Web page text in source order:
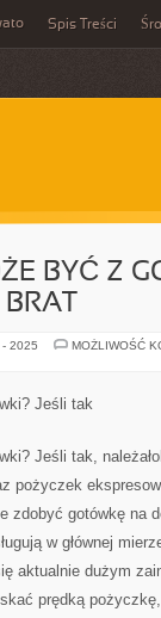
Spis Treści
BYĆ Z
2025
MOŻLIWOŚĆ
Jeśli tak
Jeśli tak,
pożyczek
zdobyć gotówkę na
w głównej
aktualnie dużym
prędką